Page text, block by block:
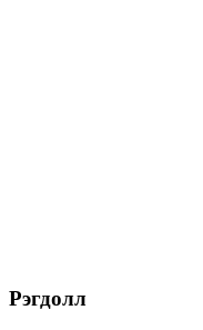
Рэгдолл